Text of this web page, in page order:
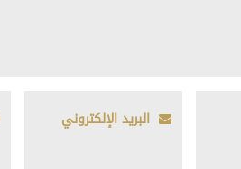
البريد الإلكتروني